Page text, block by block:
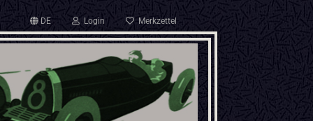
DE Login Merkzettel